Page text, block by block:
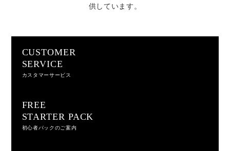
供しています。
CUSTOMER
SERVICE
カスタマーサービス
FREE
STARTER PACK
初心者パックのご案内